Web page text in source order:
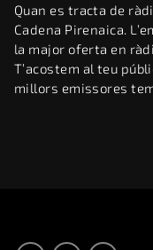
Quan es tracta de
Cadena Pirenaica.
la major oferta en
T’acostem al teu
millors emissores